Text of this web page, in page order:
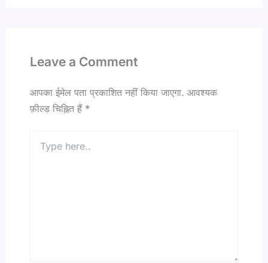
Leave a Comment
आपका ईमेल पता प्रकाशित नहीं किया जाएगा. आवश्यक
फ़ील्ड चिह्नित हैं *
here..